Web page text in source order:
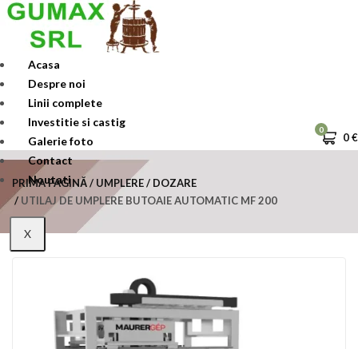
Skip
content
Acasa
Despre noi
Linii complete
Investitie si castig
Galerie foto
Contact
Noutati
X
0
0€
PRIMA PAGINĂ
UMPLERE / DOZARE
UTILAJ DE UMPLERE BUTOAIE AUTOMATIC MF 200